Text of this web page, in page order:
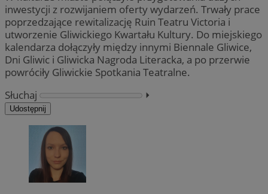
inwestycji z rozwijaniem oferty wydarzeń. Trwały prace
poprzedzające rewitalizację Ruin Teatru Victoria i
utworzenie Gliwickiego Kwartału Kultury. Do miejskiego
kalendarza dołączyły między innymi Biennale Gliwice,
Dni Gliwic i Gliwicka Nagroda Literacka, a po przerwie
powróciły Gliwickie Spotkania Teatralne.
Słuchaj
⏵︎
Udostępnij